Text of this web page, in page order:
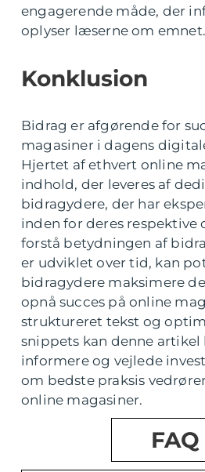
engagerende måde, der
oplyser læserne om emnet.
Konklusion
Bidrag er afgørende for
magasiner i dagens
Hjertet af ethvert online
indhold, der leveres af
bidragydere, der har
inden for deres respektive
forstå betydningen af
er udviklet over tid, kan
bidragydere maksimere
opnå succes på online
struktureret tekst og
snippets kan denne
informere og vejlede
om bedste praksis
online magasiner.
FAQ